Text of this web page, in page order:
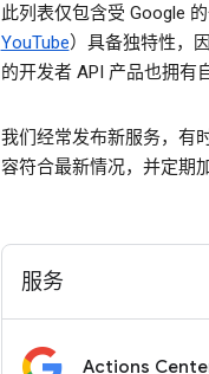
此列表仅包含受 Google
YouTube）具备独特性，
的开发者 API 产品也拥有
我们经常发布新服务，有
容符合最新情况，并定期
服务
Actions